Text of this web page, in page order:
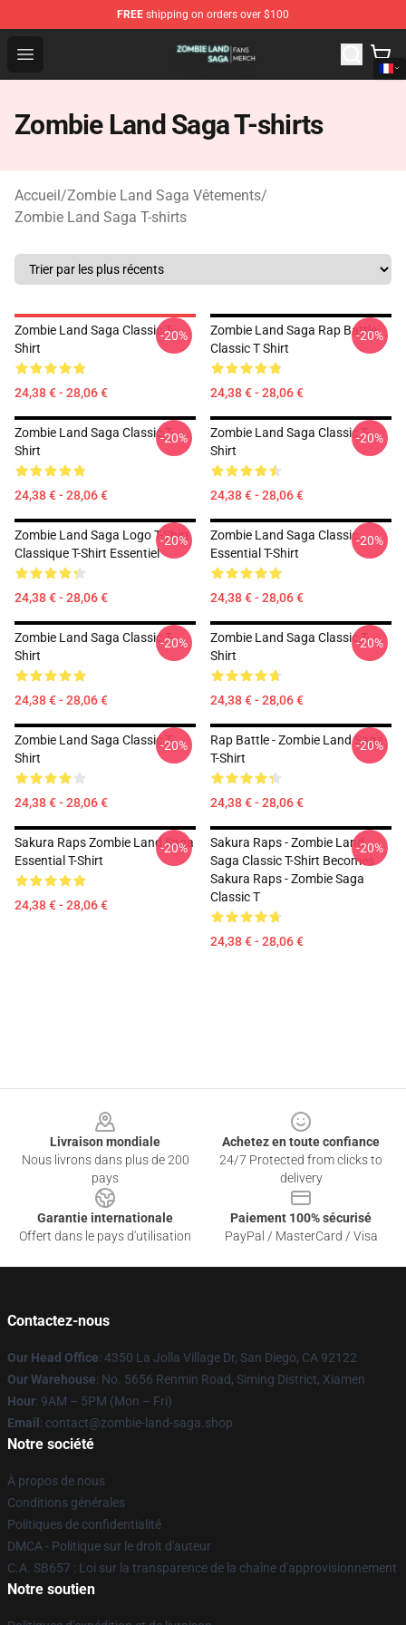
FREE shipping on orders over $100
Open menu
Zombie Land Saga Shop - Official Zombie Land Saga
Zombie Land Saga T-shirts
Accueil/Zombie Land Saga Vêtements/
Zombie Land Saga T-shirts
Zombie Land Saga Classic T-
Shirt
24,38 € - 28,06 €
-20%
Zombie Land Saga Rap Battle
Classic T Shirt
24,38 € - 28,06 €
-20%
Zombie Land Saga Classic T-
Shirt
24,38 € - 28,06 €
-20%
Zombie Land Saga Classic T-
Shirt
24,38 € - 28,06 €
-20%
Zombie Land Saga Logo T-Shirt
Classique T-Shirt Essentiel
24,38 € - 28,06 €
-20%
Zombie Land Saga Classic
Essential T-Shirt
24,38 € - 28,06 €
-20%
Zombie Land Saga Classic T-
Shirt
24,38 € - 28,06 €
-20%
Zombie Land Saga Classic T-
Shirt
24,38 € - 28,06 €
-20%
Zombie Land Saga Classic T-
Shirt
24,38 € - 28,06 €
-20%
Rap Battle - Zombie Land Saga
T-Shirt
24,38 € - 28,06 €
-20%
Sakura Raps Zombie Land Saga
Essential T-Shirt
24,38 € - 28,06 €
-20%
Sakura Raps - Zombie Land
Saga Classic T-Shirt Becomes
Sakura Raps - Zombie Saga
Classic T
24,38 € - 28,06 €
-20%
Livraison mondiale
Nous livrons dans plus de 200
pays
Achetez en toute confiance
24/7 Protected from clicks to
delivery
Garantie internationale
Offert dans le pays d'utilisation
Paiement 100% sécurisé
PayPal / MasterCard / Visa
Contactez-nous
Our Head Office: 4350 La Jolla Village Dr, San Diego, CA 92122
Our Warehouse: No. 5656 Renmin Road, Siming District, Xiamen
Hour: 9AM – 5PM (Mon – Fri)
Email : contact@zombie-land-saga.shop
Notre société
À propos de nous
Conditions générales
Politiques de confidentialité
DMCA - Politique sur le droit d'auteur
C.A. SB657 : Loi sur la transparence de la chaîne d'approvisionnement
Notre soutien